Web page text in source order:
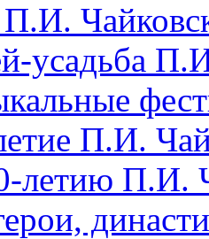
усадьба
П.И.
летию П.И.